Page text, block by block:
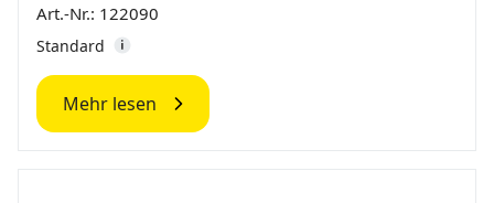
Art.-Nr.: 122090
Standard
Mehr lesen